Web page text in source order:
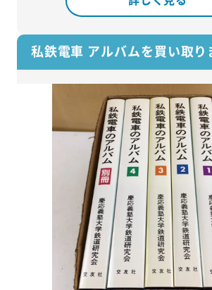
私鉄電車 アルバムを買い取り